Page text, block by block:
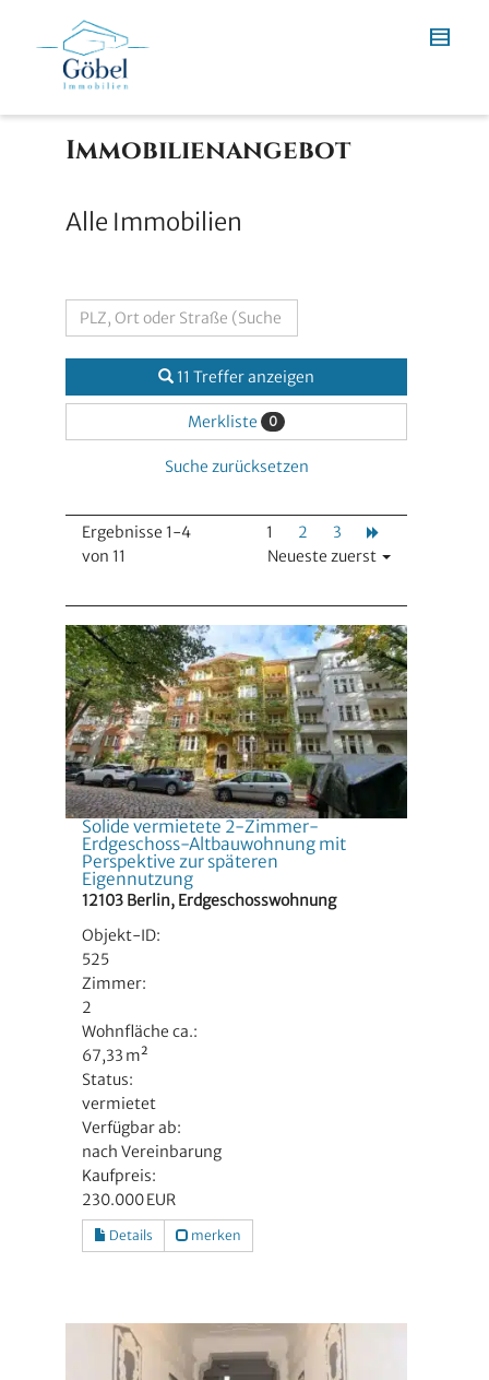
Immobilien­angebot
Alle Immobilien
11 Treffer anzeigen
Merkliste 0
Suche zurücksetzen
Ergebnisse 1-4
von 11
1 2
3
Neueste zuerst
Solide vermietete 2-Zimmer-
Erdgeschoss-Altbauwohnung mit
Perspektive zur späteren
Eigennutzung
12103 Berlin, Erdgeschosswohnung
Objekt-ID:
525
Zimmer:
2
Wohnfläche ca.:
67,33 m²
Status:
vermietet
Verfügbar ab:
nach Vereinbarung
Kaufpreis:
230.000 EUR
Details merken